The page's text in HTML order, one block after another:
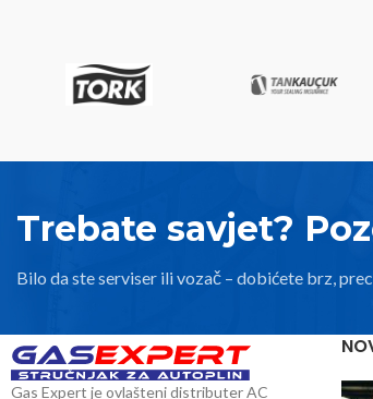
Trebate savjet?
Bilo da ste serviser ili vozač – dobićete brz,
Gas Expert je ovlašteni distributer AC